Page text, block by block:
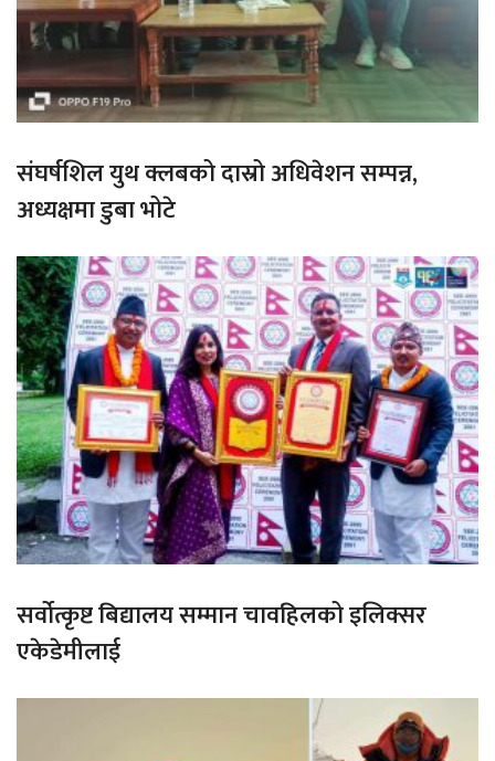
संघर्षशिल युथ क्लबको दास्रो अधिवेशन सम्पन्न,
अध्यक्षमा डुबा भोटे
सर्वोत्कृष्ट बिद्यालय सम्मान चावहिलको इलिक्सर
एकेडेमीलाई